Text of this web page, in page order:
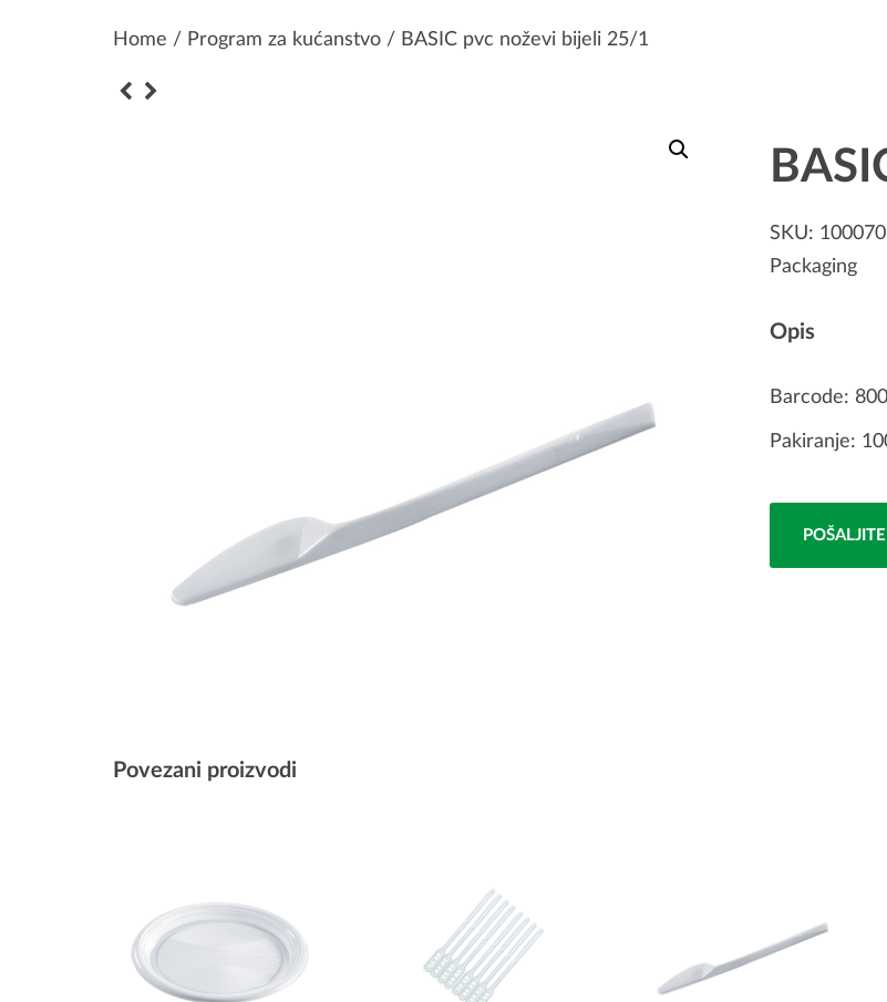
Home / Program za kućanstvo / BASIC pvc noževi bijeli 25/1
SKU: 100070
Packaging
Opis
Barcode:
Pakiranje:
Povezani proizvodi